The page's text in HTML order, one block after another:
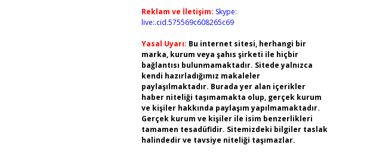
Reklam ve İletişim: Skype:
live:.cid.575569c608265c69
Yasal Uyarı: Bu internet sitesi, herhangi bir
marka, kurum veya şahıs şirketi ile hiçbir
bağlantısı bulunmamaktadır. Sitede yalnızca
kendi hazırladığımız makaleler
paylaşılmaktadır. Burada yer alan içerikler
haber niteliği taşımamakta olup, gerçek kurum
ve kişiler hakkında paylaşım yapılmamaktadır.
Gerçek kurum ve kişiler ile isim benzerlikleri
tamamen tesadüfidir. Sitemizdeki bilgiler taslak
halindedir ve tavsiye niteliği taşımazlar.